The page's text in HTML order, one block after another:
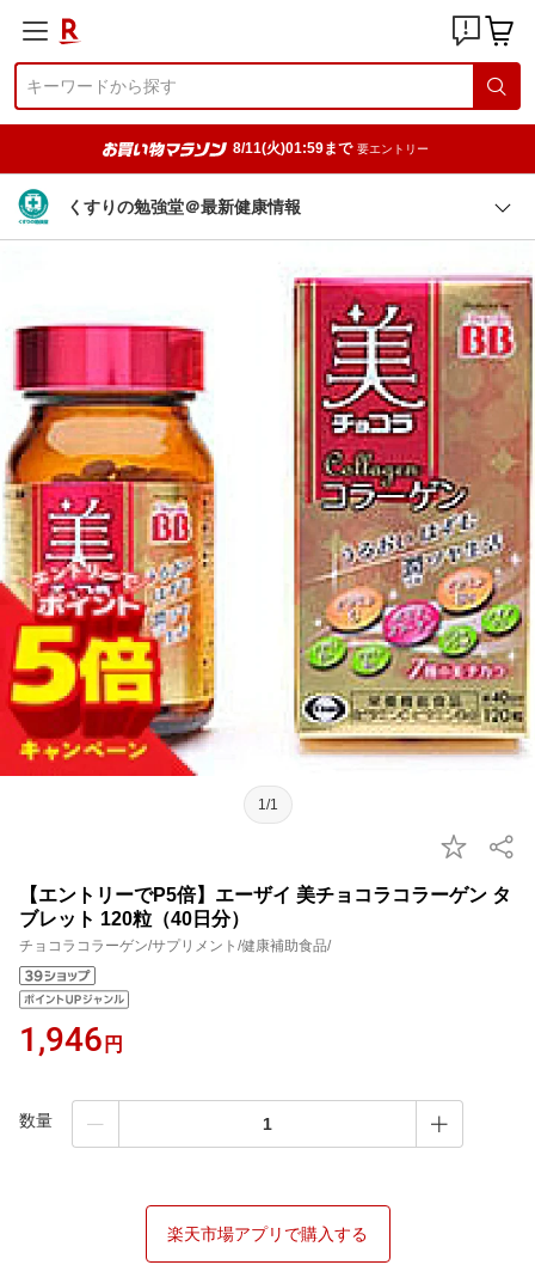
8/11(火)01:59まで 要エントリー
くすりの勉強堂＠最新健康情報
1/1
【エントリーでP5倍】エーザイ 美チョコラコラーゲン タ
ブレット 120粒（40日分）
チョコラコラーゲン/サプリメント/健康補助食品/
1,946 円
数量
楽天市場アプリで購入する